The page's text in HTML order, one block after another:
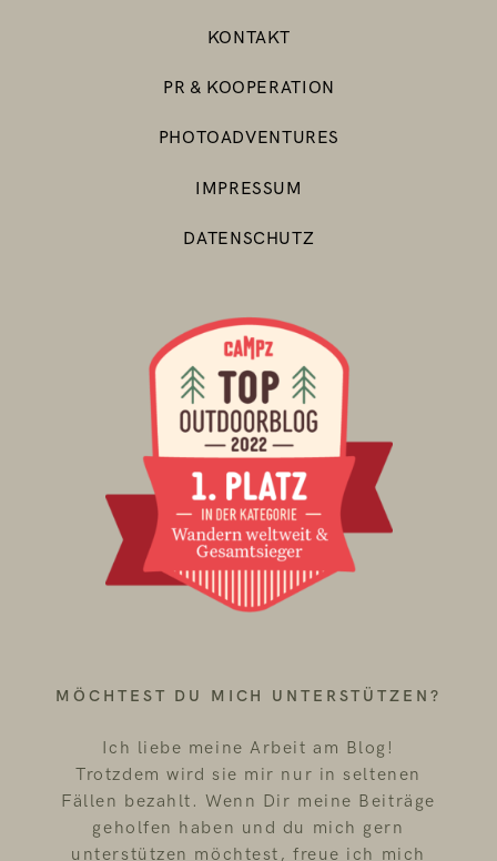
MÖCHTEST DU MICH UNTERSTÜTZEN?
KONTAKT
PR & KOOPERATION
PHOTOADVENTURES
IMPRESSUM
DATENSCHUTZ
Ich liebe meine Arbeit am Blog!
Trotzdem wird sie mir nur in seltenen
Fällen bezahlt. Wenn Dir meine Beiträge
geholfen haben und du mich gern
unterstützen möchtest, freue ich mich